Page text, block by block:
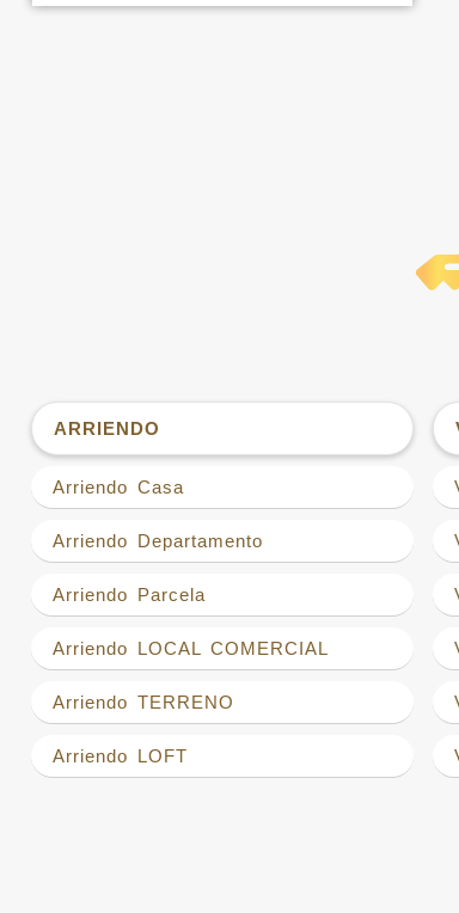
ARRIENDO
Arriendo Casa
Arriendo Departamento
Arriendo Parcela
Arriendo LOCAL COMERCIAL
Arriendo TERRENO
Arriendo LOFT